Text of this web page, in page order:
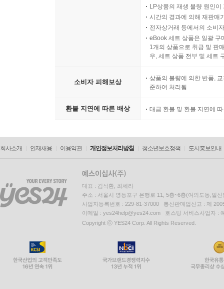
LP상품의 재생 불량 원인
시간의 경과에 의해 재판매
전자상거래 등에서의 소비
eBook 세트 상품은 일괄 구
1개의 상품으로 취급 및 판
우, 세트 상품 전부 및 세트
소비자 피해보상
상품의 불량에 의한 반품,
준하여 처리됨
환불 지연에 따른 배상 대금 환불 및 환불 지연에
회사소개 인재채용 이용약관 개인정보처리방침 청소년보호정책 도서홍보안내
대표 : 김석환, 최세라
주소 : 서울시 영등포구 은행로 11, 5층~6층(여의도동,일신
사업자등록번호 : 229-81-37000 통신판매업신고 : 제
이메일 : yes24help@yes24.com 호스팅 서비스사업자 :
Copyright ⓒ YES24 Corp. All Rights Reserved.